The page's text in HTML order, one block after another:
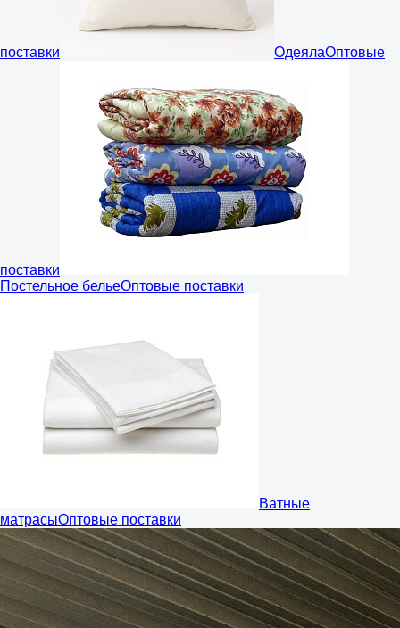
поставки ОдеялаОптовые
поставки
Постельное бельеОптовые поставки
Ватные
матрасыОптовые поставки